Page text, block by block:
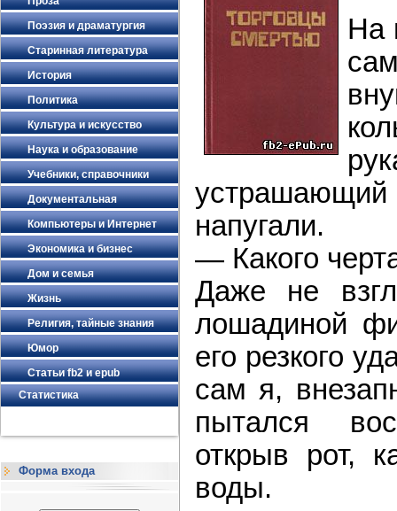
Поэзия и драматургия
Старинная литература
История
Политика
Культура и искусство
Наука и образование
Учебники, справочники
Документальная
Компьютеры и Интернет
Экономика и бизнес
Дом и семья
Жизнь
Религия, тайные знания
Юмор
Статьи fb2 и epub
Статистика
Форма входа
На
напугали.
— Какого
Даже не
лошадиной
его резкого
сам я,
пытался
открыв рот,
воды.